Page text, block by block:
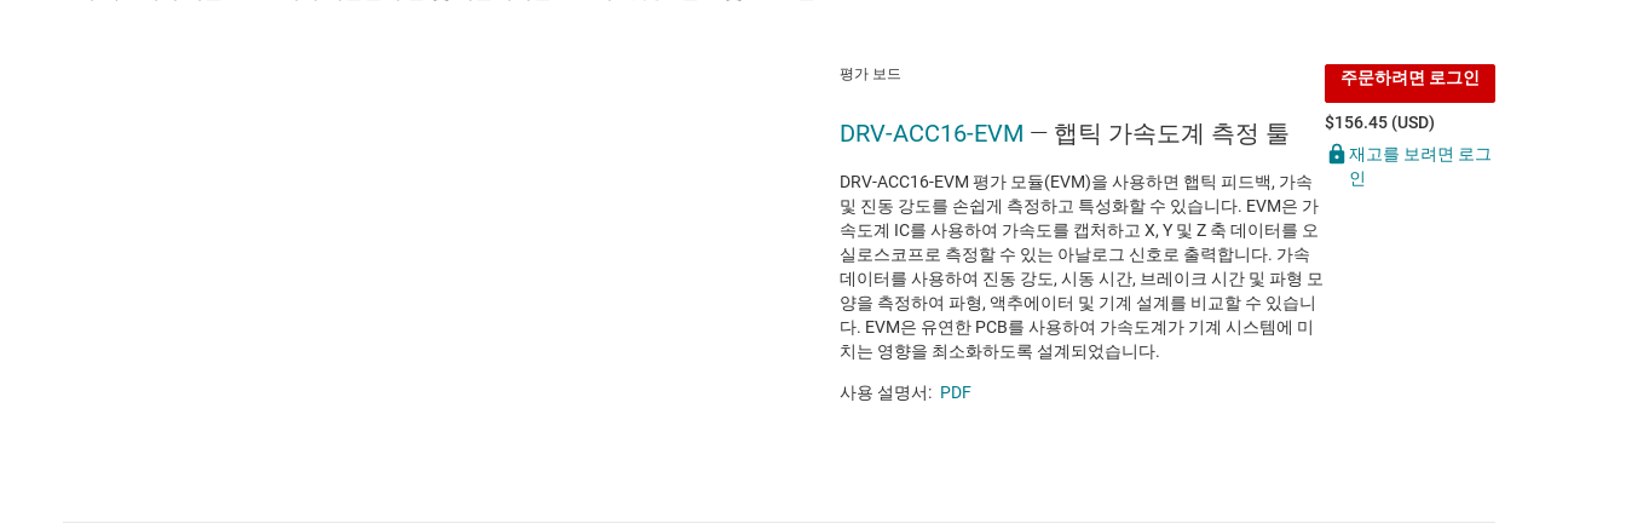
평가 보드
DRV-ACC16-EVM — 햅틱 가속도계 측정 툴
DRV-ACC16-EVM 평가 모듈(EVM)을 사용하면 햅틱 피드백, 가속
및 진동 강도를 손쉽게 측정하고 특성화할 수 있습니다. EVM은 가
속도계 IC를 사용하여 가속도를 캡처하고 X, Y 및 Z 축 데이터를 오
실로스코프로 측정할 수 있는 아날로그 신호로 출력합니다. 가속
데이터를 사용하여 진동 강도, 시동 시간, 브레이크 시간 및 파형 모
양을 측정하여 파형, 액추에이터 및 기계 설계를 비교할 수 있습니
다. EVM은 유연한 PCB를 사용하여 가속도계가 기계 시스템에 미
치는 영향을 최소화하도록 설계되었습니다.
사용 설명서: PDF
주문하려면 로그인
$156.45 (USD)
재고를 보려면 로그
인